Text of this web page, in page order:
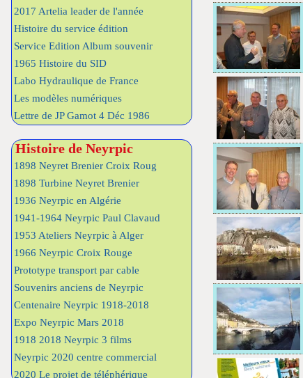
2017 Artelia leader de l'année
Histoire du service édition
Service Edition Album souvenir
1965 Histoire du SID
Labo Hydraulique de France
Les modèles numériques
Lettre de JP Gamot 4 Déc 1986
Histoire de Neyrpic
1898 Neyret Brenier Croix Roug
1898 Turbine Neyret Brenier
1936 Neyrpic en Algérie
1941-1964 Neyrpic Paul Clavaud
1953 Ateliers Neyrpic à Alger
1966 Neyrpic Croix Rouge
Prototype transport par cable
Souvenirs anciens de Neyrpic
Centenaire Neyrpic 1918-2018
Expo Neyrpic Mars 2018
1918 2018 Neyrpic 3 films
Neyrpic 2020 centre commercial
2020 Le projet de téléphérique